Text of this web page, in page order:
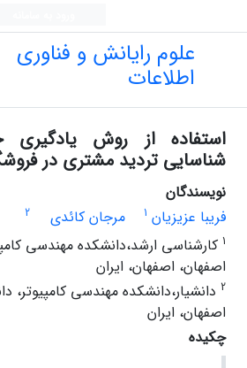
علوم رایانش و فناوری
اطلاعات
استفاده از روش
شناسایی تردید مشتری در
نویسندگان
فریبا عزیزیان 1 مرجان کائدی
2
1 کارشناسی ارشد،دانشکده مهندسی
اصفهان، اصفهان، ایران
2 دانشیار،دانشکده مهندسی کامپیوتر،
اصفهان، ایران
چکیده